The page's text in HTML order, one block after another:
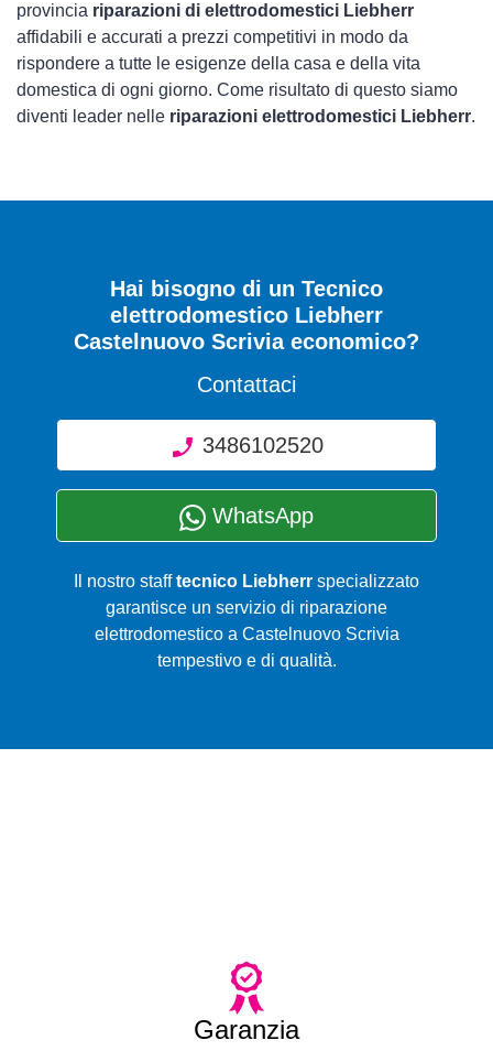
provincia riparazioni di elettrodomestici Liebherr
affidabili e accurati a prezzi competitivi in modo da
rispondere a tutte le esigenze della casa e della vita
domestica di ogni giorno. Come risultato di questo siamo
diventi leader nelle riparazioni elettrodomestici Liebherr.
Hai bisogno di un Tecnico
elettrodomestico Liebherr
Castelnuovo Scrivia economico?
Contattaci
3486102520
WhatsApp
Il nostro stafftecnico Liebherr specializzato
garantisce un servizio di riparazione
elettrodomestico a Castelnuovo Scrivia
tempestivo e di qualità.
Garanzia